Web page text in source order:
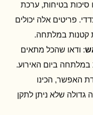
סיכות בטיחות, ערכת
פריטים אלה יכולים
קטנות במלתחה.
: ודאו שהכל מתאים
במלתחה ביום האירוע.
האפשר, הכינו
שלא ניתן לתקן